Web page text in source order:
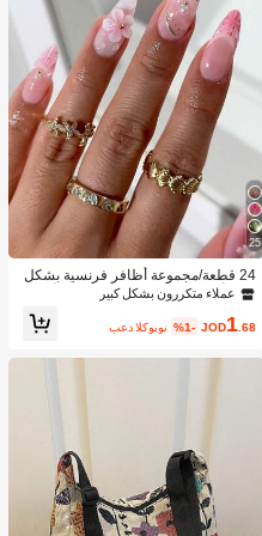
25
24 قطعة/مجموعة أظافر فرنسية بشكل
اللوز أنيقة مزينة بتصميمات ثلاثية الأبعاد لل
هار، مع 1 قطعة جيلي جل و 1 قطعة مبرد
مي والمناسبات، مستلزمات الأظافر
عملاء متكررون بشكل كبير
JOD1.68
%1- بعد الكوبون